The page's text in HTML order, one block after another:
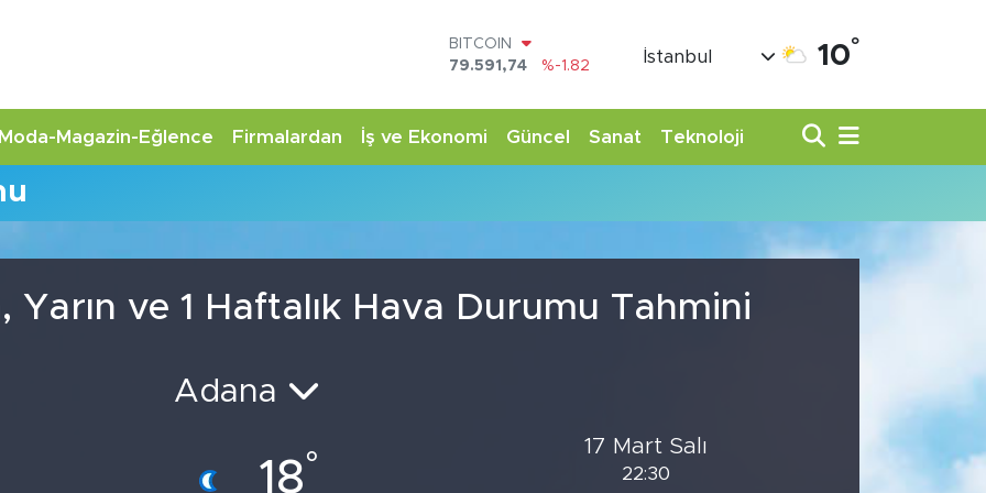
BITCOIN
79.591,74
%-1.82
45,43620
%0.02
EURO
BİST100
İstanbul 10°
Moda-Magazin-Eğlence Firmalardan İş ve Ekonomi Güncel Sanat Teknoloji
Yarın ve 1 Haftalık Hava Durumu Tahmini
Adana
18°
17 Mart Salı
22:30